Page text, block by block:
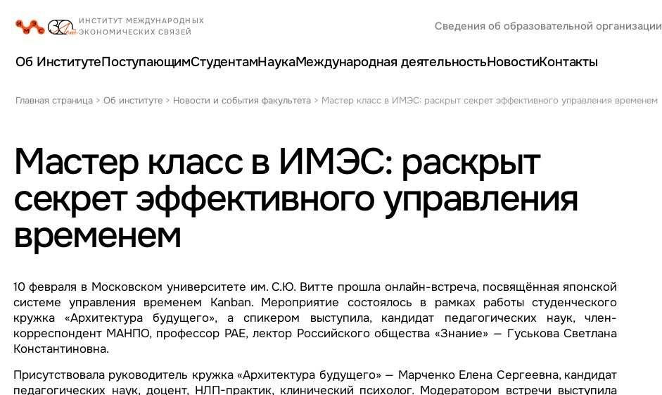
Сведения об образовательной организации
Об ИнститутеПоступающимСтудентамНаукаМеждународная деятельностьНовостиКонтакты
Главная страница >Об институте > Новости и события факультета > Мастер класс в ИМЭС: раскрыт секрет эффективного управления временем
Мастер класс в ИМЭС: раскрыт
секрет эффективного управления
временем
10 февраля в Московском университете им. С.Ю. Витте прошла онлайн-встреча, посвящённая японской
системе управления временем Kanban. Мероприятие состоялось в рамках работы студенческого
кружка «Архитектура будущего», а спикером выступила, кандидат педагогических наук, член-
корреспондент МАНПО, профессор РАЕ, лектор Российского общества «Знание» — Гуськова Светлана
Константиновна.
Присутствовала руководитель кружка «Архитектура будущего» — Марченко Елена Сергеевна, кандидат
педагогических наук, доцент, НЛП-практик, клинический психолог. Модератором встречи выступила